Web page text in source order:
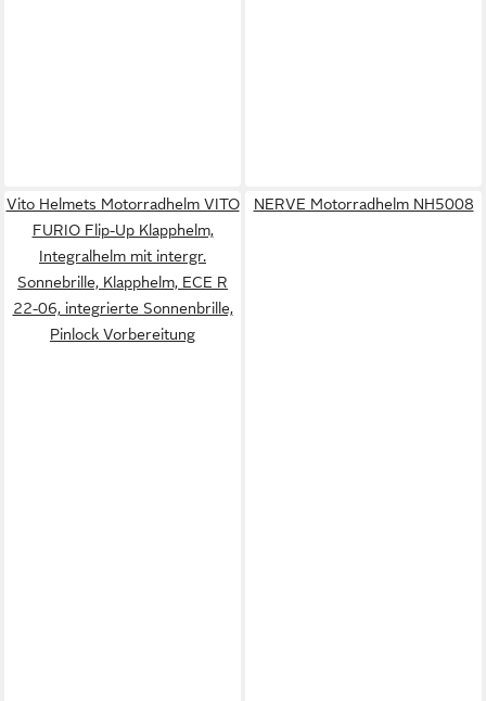
Vito Helmets Motorradhelm VITO
FURIO Flip-Up Klapphelm,
Integralhelm mit intergr.
Sonnebrille, Klapphelm, ECE R
22-06, integrierte Sonnenbrille,
Pinlock Vorbereitung
NERVE Motorradhelm NH5008